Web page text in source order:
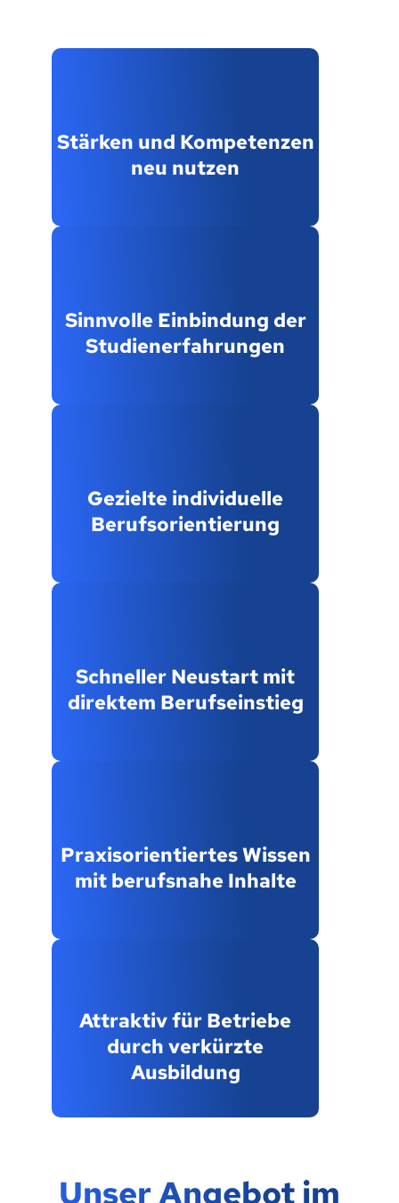
Stärken und Kompetenzen
neu nutzen
Sinnvolle Einbindung der
Studienerfahrungen
Gezielte individuelle
Berufsorientierung
Schneller Neustart mit
direktem Berufseinstieg
Praxisorientiertes Wissen
mit berufsnahe Inhalte
Attraktiv für Betriebe
durch verkürzte
Ausbildung
Unser Angebot im